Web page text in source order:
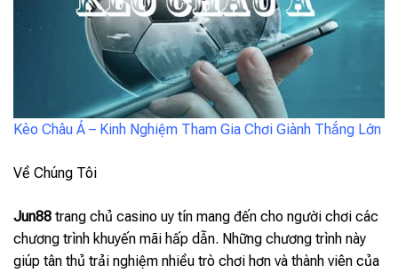
Kèo Châu Á – Kinh Nghiệm Tham Gia Chơi Giành Thắng Lớn
Về Chúng Tôi
Jun88 trang chủ casino uy tín mang đến cho người chơi các
chương trình khuyến mãi hấp dẫn. Những chương trình này
giúp tân thủ trải nghiệm nhiều trò chơi hơn và thành viên của